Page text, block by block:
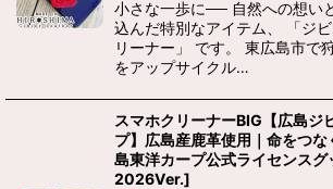
小さな一歩に── 自然への想い
込んだ特別なアイテム、 「ジ
リーナー」 です。 東広島市で
をアップサイクル…
スマホクリーナーBIG【広島ジ
プ】広島産鹿革使用｜命をつ
島東洋カープ公式ライセンスグ
2026Ver.]